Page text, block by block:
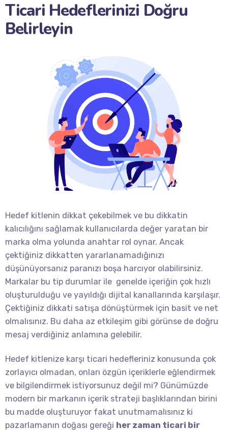
Ticari Hedeflerinizi Doğru
Belirleyin
Hedef kitlenin dikkat çekebilmek ve bu dikkatin
kalıcılığını sağlamak kullanıcılarda değer yaratan bir
marka olma yolunda anahtar rol oynar. Ancak
çektiğiniz dikkatten yararlanamadığınızı
düşünüyorsanız paranızı boşa harcıyor olabilirsiniz.
Markalar bu tip durumlar ile genelde içeriğin çok hızlı
oluşturulduğu ve yayıldığı dijital kanallarında karşılaşır.
Çektiğiniz dikkati satışa dönüştürmek için basit ve net
olmalısınız. Bu daha az etkileşim gibi görünse de doğru
mesaj verdiğiniz anlamına gelebilir.
Hedef kitlenize karşı ticari hedefleriniz konusunda çok
zorlayıcı olmadan, onları özgün içeriklerle eğlendirmek
ve bilgilendirmek istiyorsunuz değil mi? Günümüzde
modern bir markanın içerik strateji başlıklarından birini
bu madde oluşturuyor fakat unutmamalısınız ki
pazarlamanın doğası gereği her zaman ticari bir